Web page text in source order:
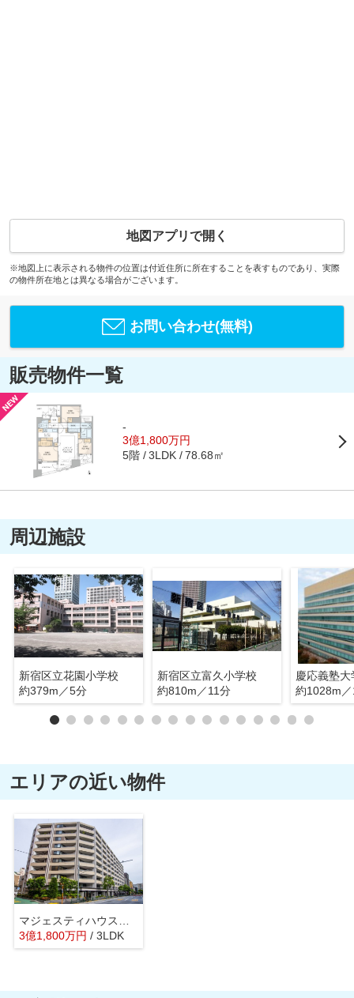
地図アプリで開く
※地図上に表示される物件の位置は付近住所に所在することを表すものであり、実際
の物件所在地とは異なる場合がございます。
お問い合わせ(無料)
販売物件一覧
-
3億1,800万円
5階 3LDK 78.68㎡
周辺施設
新宿区立花園小学校
約379m／5分
新宿区立富久小学校
約810m／11分
慶応義塾大
約1028m
エリアの近い物件
3億1,800万円 / 3LDK